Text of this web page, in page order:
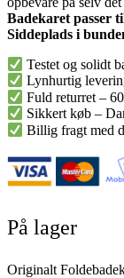
Badekaret passer
Siddeplads i
Testet og solidt
Lynhurtig
Fuld returret –
Sikkert køb –
Billig fragt med
På lager
Originalt